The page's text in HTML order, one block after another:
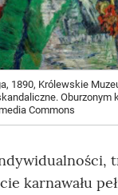
1890, Królewskie
Commons
karnawału